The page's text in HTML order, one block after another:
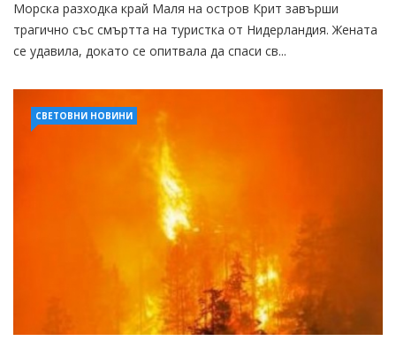
Морска разходка край Маля на остров Крит завърши
трагично със смъртта на туристка от Нидерландия. Жената
се удавила, докато се опитвала да спаси св...
СВЕТОВНИ НОВИНИ